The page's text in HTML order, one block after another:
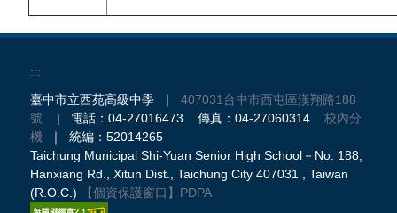
:::
臺中市立西苑高級中學 ｜ 407031台中市西屯區漢翔路188
號 | 電話：04-27016473 傳真：04-27060314 校內分
機 ｜ 統編：52014265
Taichung Municipal Shi-Yuan Senior High School－No. 188,
Hanxiang Rd., Xitun Dist., Taichung City 407031 , Taiwan
(R.O.C.)
【個資保護窗口】 PDPA